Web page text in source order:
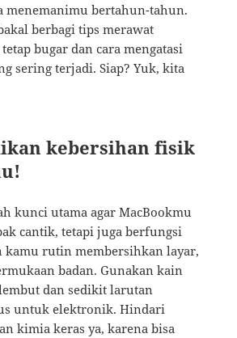
menemanimu bertahun-tahun.
berbagi tips merawat
bugar dan cara mengatasi
sering terjadi. Siap? Yuk, kita
kebersihan fisik
kunci utama agar MacBookmu
cantik, tetapi juga berfungsi
kamu rutin membersihkan layar,
badan. Gunakan kain
dan sedikit larutan
untuk elektronik. Hindari
kimia keras ya, karena bisa